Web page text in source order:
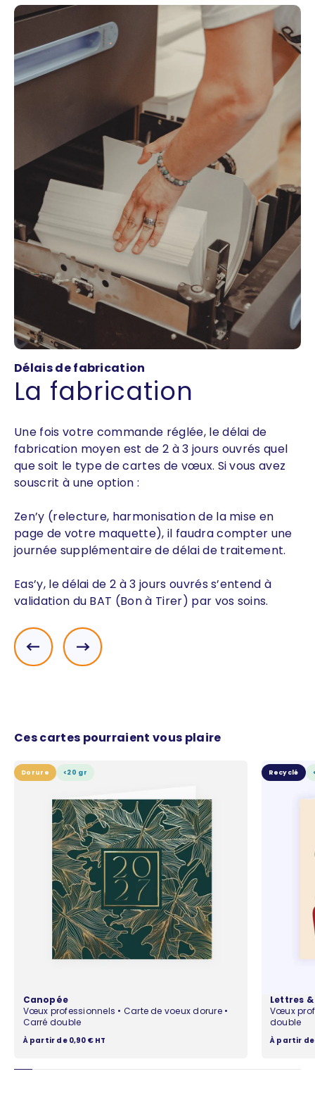
Délais de fabrication
La fabrication
Une fois votre commande réglée, le délai de
fabrication moyen est de 2 à 3 jours ouvrés quel
que soit le type de cartes de vœux. Si vous avez
souscrit à une option :
Zen’y (relecture, harmonisation de la mise en
page de votre maquette), il faudra compter une
journée supplémentaire de délai de traitement.
Eas’y, le délai de 2 à 3 jours ouvrés s’entend à
validation du BAT (Bon à Tirer) par vos soins.
PrécédentSuivant
Ces cartes pourraient vous plaire
Dorure <20 gr
Canopée
Vœux professionnels • Carte de voeux dorure •
Carré double
Prix de vente
À partir de 0,90 € HT
Recyclé
Lettres
Vœux
double
Prix de
À partir de